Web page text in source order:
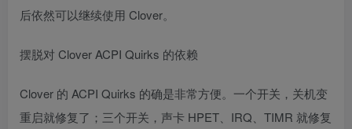
后依然可以继续使用 Clover。
摆脱对 Clover ACPI Quirks 的依赖
Clover 的 ACPI Quirks 的确是非常方便。一个开关，关机变
重启就修复了；三个开关，声卡 HPET、IRQ、TIMR 就修复